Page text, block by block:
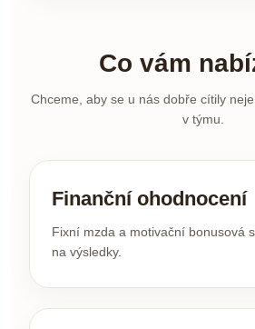
Co vám
Chceme, aby se u nás dobře cítily
v týmu.
Finanční ohodnocení
Fixní mzda a motivační bonusová
na výsledky.